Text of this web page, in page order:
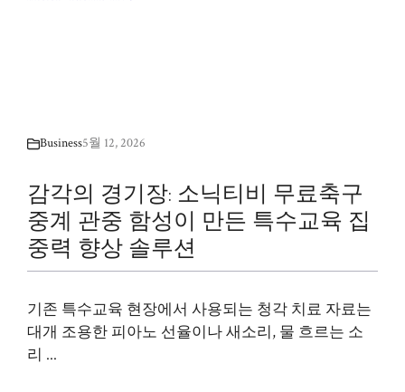
Business5월 12, 2026
감각의 경기장: 소닉티비 무료축구
중계 관중 함성이 만든 특수교육 집
중력 향상 솔루션
기존 특수교육 현장에서 사용되는 청각 치료 자료는
대개 조용한 피아노 선율이나 새소리, 물 흐르는 소
리 ...